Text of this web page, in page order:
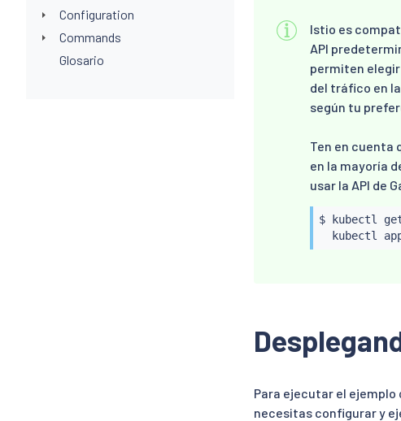
Configuration
Commands
Glosario
Istio es
API
permiten elegir
del tráfico en
según tu
Ten en cuenta
en la mayoría
usar la API de
$ kubectl
kubectl
Para ejecutar el ejemplo
necesitas configurar y